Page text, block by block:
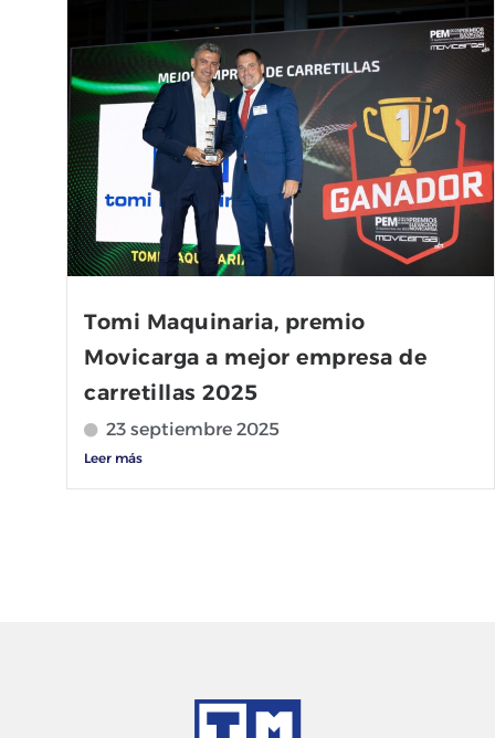
Tomi Maquinaria, premio
Movicarga a mejor empresa de
carretillas 2025
23 septiembre 2025
Leer más